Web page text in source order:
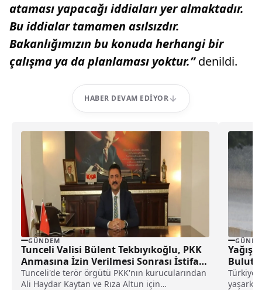
ataması yapacağı iddiaları yer almaktadır.
Bu iddialar tamamen asılsızdır.
Bakanlığımızın bu konuda herhangi bir
çalışma ya da planlaması yoktur.” denildi.
HABER DEVAM EDIYOR
GÜNDEM
Tunceli Valisi Bülent Tekbıyıkoğlu, PKK
Anmasına İzin Verilmesi Sonrası İstifa
Etti
Tunceli'de terör örgütü PKK'nın kurucularından
Ali Haydar Kaytan ve Rıza Altun için
Türkiye